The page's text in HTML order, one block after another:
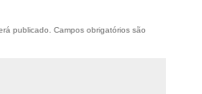
publicado.
Campos obrigatórios são